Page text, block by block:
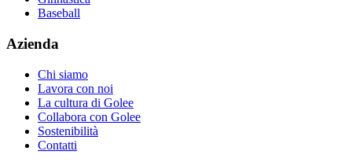
Baseball
Azienda
Chi siamo
Lavora con noi
La cultura di Golee
Collabora con Golee
Sostenibilità
Contatti